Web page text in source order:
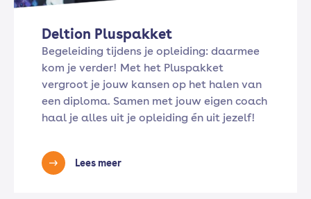
Deltion Pluspakket
Begeleiding tijdens je opleiding: daarmee
kom je verder! Met het Pluspakket
vergroot je jouw kansen op het halen van
een diploma. Samen met jouw eigen coach
haal je alles uit je opleiding én uit jezelf!
Lees meer